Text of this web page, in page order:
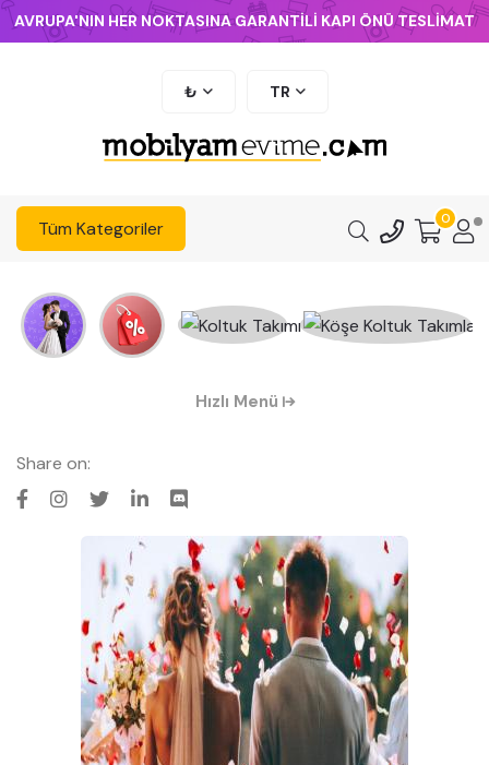
AVRUPA'NIN HER NOKTASINA GARANTİLİ KAPI ÖNÜ TESLİMAT
₺ TR
Tüm Kategoriler 0
Hızlı Menü
Share on: